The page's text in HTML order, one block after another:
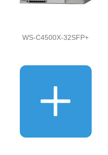
WS-C4500X-32SFP+